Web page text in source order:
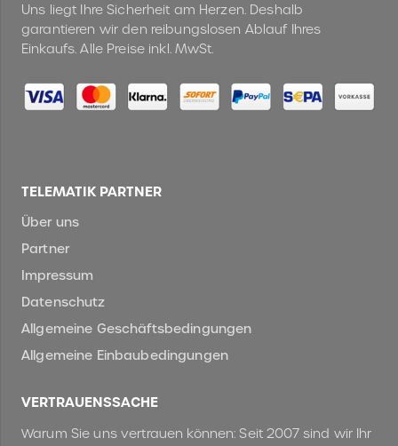
Uns liegt Ihre Sicherheit am Herzen. Deshalb
garantieren wir den reibungslosen Ablauf Ihres
Einkaufs. Alle Preise inkl. MwSt.
TELEMATIK PARTNER
Über uns
Partner
Impressum
Datenschutz
Allgemeine Geschäftsbedingungen
Allgemeine Einbaubedingungen
VERTRAUENSSACHE
Warum Sie uns vertrauen können: Seit 2007 sind wir Ihr